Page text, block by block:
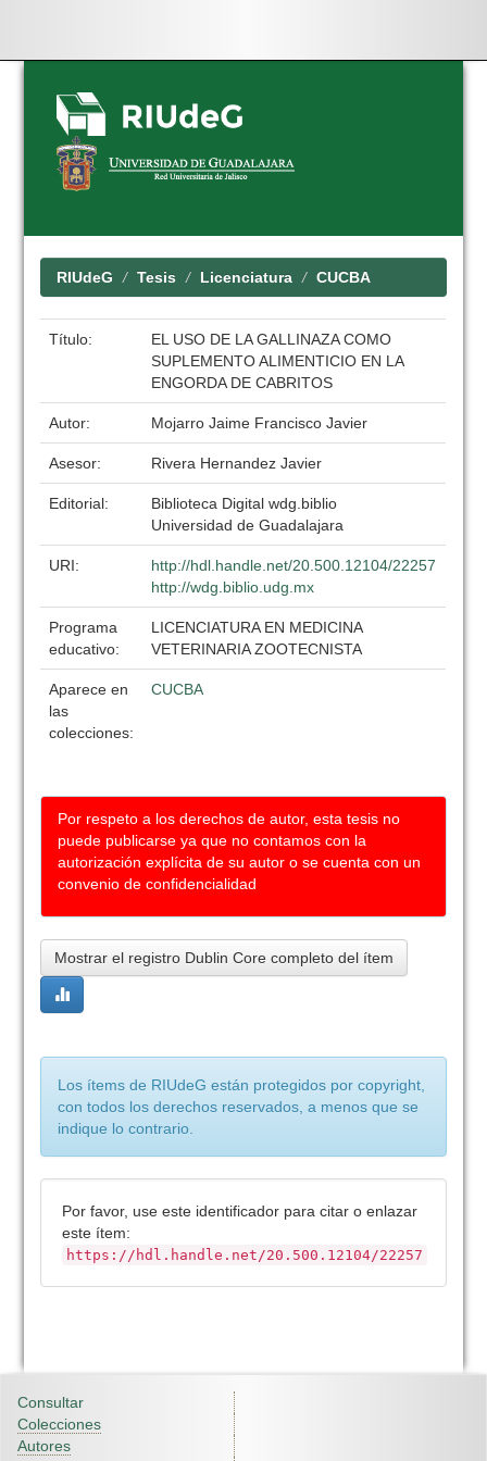
Skip
navigation
RIUdeG Tesis Licenciatura CUCBA
Título:
EL USO DE LA GALLINAZA COMO
SUPLEMENTO ALIMENTICIO EN LA
ENGORDA DE CABRITOS
Autor: Mojarro Jaime Francisco Javier
Asesor: Rivera Hernandez Javier
Editorial:
Biblioteca Digital wdg.biblio
Universidad de Guadalajara
URI:
http://hdl.handle.net/20.500.12104/22257
http://wdg.biblio.udg.mx
Programa
educativo:
LICENCIATURA EN MEDICINA
VETERINARIA ZOOTECNISTA
Aparece en
las
colecciones:
CUCBA
Por respeto a los derechos de autor, esta tesis no
puede publicarse ya que no contamos con la
autorización explícita de su autor o se cuenta con un
convenio de confidencialidad
Mostrar el registro Dublin Core completo del ítem
Los ítems de RIUdeG están protegidos por copyright,
con todos los derechos reservados, a menos que se
indique lo contrario.
Por favor, use este identificador para citar o enlazar
este ítem:
https://hdl.handle.net/20.500.12104/22257
Consultar
Colecciones
Autores